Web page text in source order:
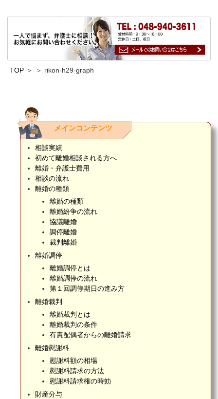
TOP rikon-h29-graph
メインコンテンツ
相談実績
初めて離婚相談される方へ
離婚・弁護士費用
相談の流れ
離婚の種類
離婚の種類
離婚紛争の流れ
協議離婚
調停離婚
裁判離婚
離婚調停
離婚調停とは
離婚調停の流れ
第１回調停期日の進み方
離婚裁判
離婚裁判とは
離婚裁判の条件
有責配偶者からの離婚請求
離婚慰謝料
慰謝料額の相場
慰謝料請求の方法
慰謝料請求権の時効
財産分与